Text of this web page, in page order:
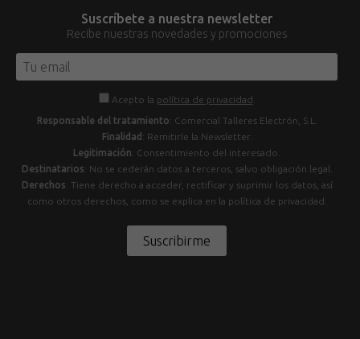
Suscríbete a nuestra newsletter
Recibe nuestras novedades y promociones
Acepto la política de privacidad
Responsable del tratamiento: Comercial Talleres Electrón, S.L.
Finalidad : Remitirle la Newsletter.
Legitimación: Consentimiento del interesado.
Destinatarios: No se cederán datos a terceros, salvo obligación legal.
Derechos: Tiene derecho a acceder, rectificar y suprimir los datos, así
como otros derechos, como se explica en la política de privacidad.
Suscribirme